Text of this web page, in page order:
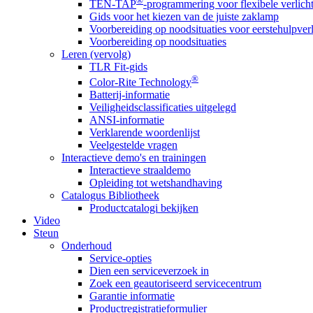
TEN-TAP -programmering voor flexibele
Gids voor het kiezen van de juiste zaklamp
Voorbereiding op noodsituaties voor
Voorbereiding op noodsituaties
Leren (vervolg)
TLR Fit-gids
Color-Rite Technology®
Batterij-informatie
Veiligheidsclassificaties uitgelegd
ANSI-informatie
Verklarende woordenlijst
Veelgestelde vragen
Interactieve demo's en trainingen
Interactieve straaldemo
Opleiding tot wetshandhaving
Catalogus Bibliotheek
Productcatalogi bekijken
Video
Steun
Onderhoud
Service-opties
Dien een serviceverzoek in
Zoek een geautoriseerd servicecentrum
Garantie informatie
Productregistratieformulier